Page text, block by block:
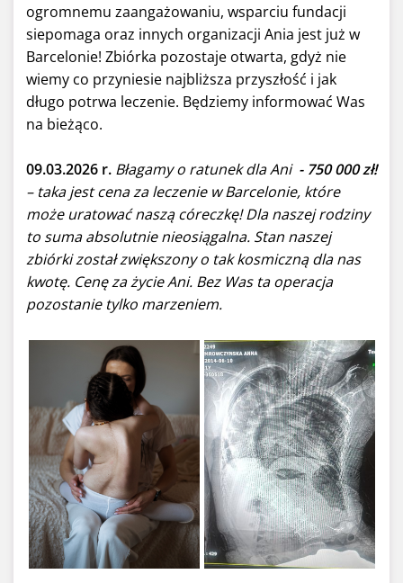
ogromnemu zaangażowaniu, wsparciu fundacji
siepomaga oraz innych organizacji Ania jest już w
Barcelonie! Zbiórka pozostaje otwarta, gdyż nie
wiemy co przyniesie najbliższa przyszłość i jak
długo potrwa leczenie. Będziemy informować Was
na bieżąco.
09.03.2026 r. Błagamy o ratunek dla Ani - 750 000 zł!
– taka jest cena za leczenie w Barcelonie, które
może uratować naszą córeczkę! Dla naszej rodziny
to suma absolutnie nieosiągalna. Stan naszej
zbiórki został zwiększony o tak kosmiczną dla nas
kwotę. Cenę za życie Ani. Bez Was ta operacja
pozostanie tylko marzeniem.